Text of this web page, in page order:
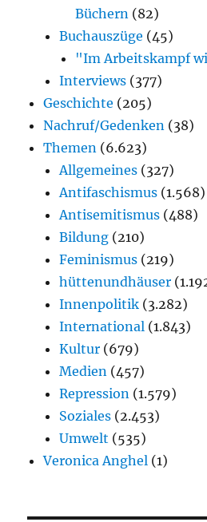
Büchern (82)
Buchauszüge (45)
"Im Arbeitskampf
Interviews (377)
Geschichte (205)
Nachruf/Gedenken (38)
Themen (6.623)
Allgemeines (327)
Antifaschismus (1.568)
Antisemitismus (488)
Bildung (210)
Feminismus (219)
hüttenundhäuser
Innenpolitik (3.282)
International (1.843)
Kultur (679)
Medien (457)
Repression (1.579)
Soziales (2.453)
Umwelt (535)
Veronica Anghel (1)